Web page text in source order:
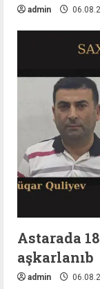
admin
Astarada
aşkarlanıb
admin